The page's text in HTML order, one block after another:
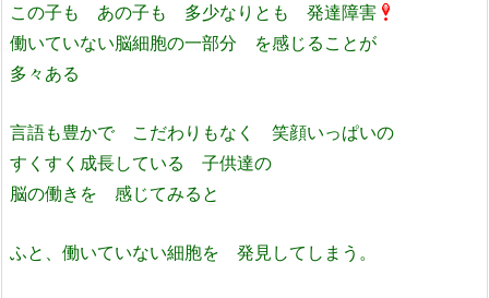
この子も あの子も 多少なりとも 発達障害
働いていない脳細胞の一部分 を感じることが
多々ある
言語も豊かで こだわりもなく 笑顔いっぱいの
すくすく成長している 子供達の
脳の働きを 感じてみると
ふと、働いていない細胞を 発見してしまう。